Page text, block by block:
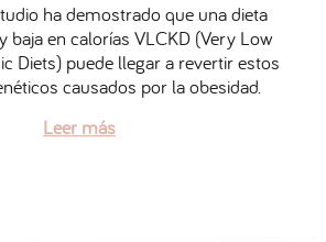
/
0
5
/
2
0
ha demostrado que una dieta
baja en calorías VLCKD (Very Low
Diets) puede llegar a revertir estos
causados por la obesidad.
Leer más